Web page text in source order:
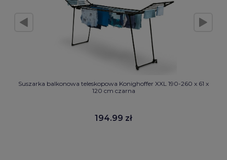
Suszarka balkonowa teleskopowa Konighoffer XXL 190-260 x 61 x
120 cm czarna
194.99 zł